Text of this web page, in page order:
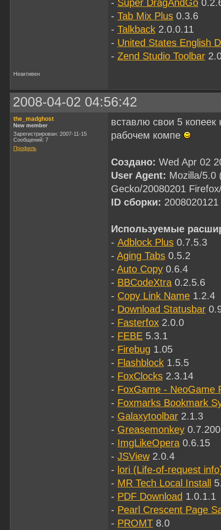
- Super DragAndGo
- Tab Mix Plus 0.3.6
- Talkback 2.0.0.11
- United States English
- Zend Studio Toolbar
Неактивен
2008-04-02 04:56:42
the_madghost
New member
Зарегистрирован: 2007-11-15
Сообщений: 7
Профиль
вставлю свои 5
рабочем компе
Создано: Wed Apr 02
User Agent: Mozilla/5.0
Gecko/20080201
ID сборки: 2008020121
Используемые
- Adblock Plus 0.7.5.3
- Aging Tabs 0.5.2
- Auto Copy 0.6.4
- BBCodeXtra 0.2.5.6
- Copy Link Name 1.2.4
- Download Statusbar
- Fasterfox 2.0.0
- FEBE 5.3.1
- Firebug 1.05
- Flashblock 1.5.5
- FoxClocks 2.3.14
- FoxGame - NeoGame
- Foxmarks Bookmark
- Galaxytoolbar 2.1.3
- Greasemonkey
- ImgLikeOpera 0.6.15
- JSView2.0.4
- lori (Life-of-request
- MR Tech Local Install
- PDF Download 1.0.1.1
- Pearl Crescent Page
- PROMT 8.0